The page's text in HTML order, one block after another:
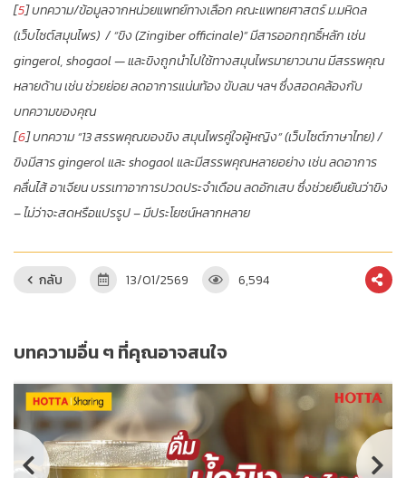
[5] บทความ/ข้อมูลจากหน่วยแพทย์ทางเลือก คณะแพทยศาสตร์ ม.มหิดล
(เว็บไซต์สมุนไพร) / “ขิง (Zingiber officinale)” มีสารออกฤทธิ์หลัก เช่น
gingerol, shogaol — และขิงถูกนำไปใช้ทางสมุนไพรมายาวนาน มีสรรพคุณ
หลายด้าน เช่น ช่วยย่อย ลดอาการแน่นท้อง ขับลม ฯลฯ ซึ่งสอดคล้องกับ
บทความของคุณ
[6] บทความ “13 สรรพคุณของขิง สมุนไพรคู่ใจผู้หญิง” (เว็บไซต์ภาษาไทย) /
ขิงมีสาร gingerol และ shogaol และมีสรรพคุณหลายอย่าง เช่น ลดอาการ
คลื่นไส้ อาเจียน บรรเทาอาการปวดประจำเดือน ลดอักเสบ ซึ่งช่วยยืนยันว่าขิง
– ไม่ว่าจะสดหรือแปรรูป – มีประโยชน์หลากหลาย
กลับ 13/01/2569 6,594
บทความอื่น ๆ ที่คุณอาจสนใจ